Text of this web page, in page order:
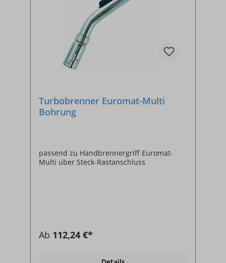
Turbobrenner Euromat-Multi
Bohrung
passend zu Handbrennergriff Euromat-
Multi über Steck-Rastanschluss
Ab 112,24 €*